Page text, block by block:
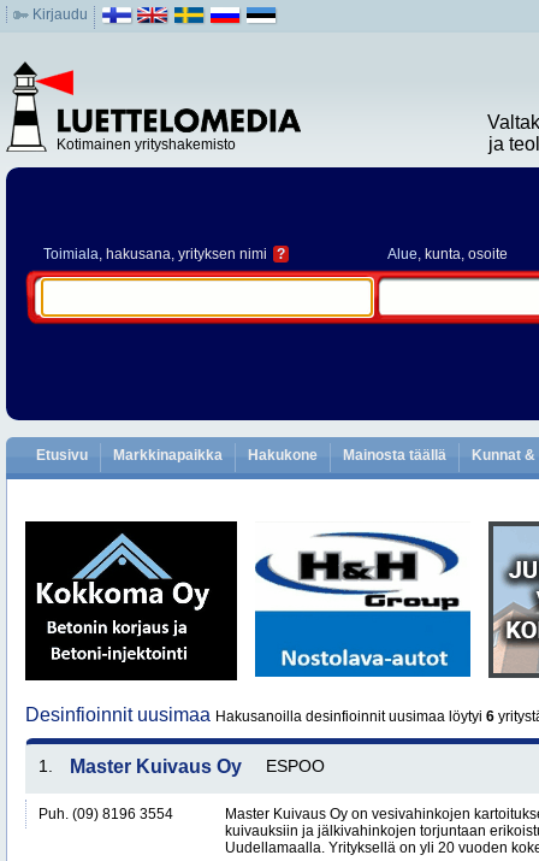
Kirjaudu
Kotimainen yrityshakemisto
ja
Toimiala, hakusana, yrityksen nimi ? Alue, kunta, osoite
Etusivu Markkinapaikka Hakukone Mainosta täällä Kunnat
Desinfioinnit uusimaa Hakusanoilla desinfioinnit uusimaa löytyi 6
1. Master Kuivaus Oy ESPOO
Puh. (09) 8196 3554
Master Kuivaus Oy on vesivahinkojen
kuivauksiin ja jälkivahinkojen torjuntaan
Uudellamaalla. Yrityksellä on yli 20 vuoden